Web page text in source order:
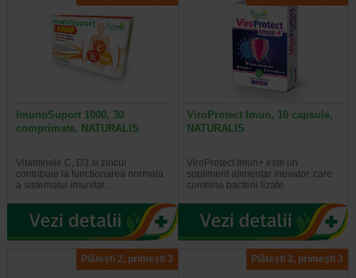
ImunoSuport 1000, 30
comprimate, NATURALIS
Vitaminele C, D3 si zincul
contribuie la functionarea normala
a sistemului imunitar…
ViroProtect Imun, 10 capsule,
NATURALIS
ViroProtect Imun+ este un
supliment alimentar inovator, care
combina bacterii lizate…
Plătești 2, primești 3 Plătești 2, primești 3